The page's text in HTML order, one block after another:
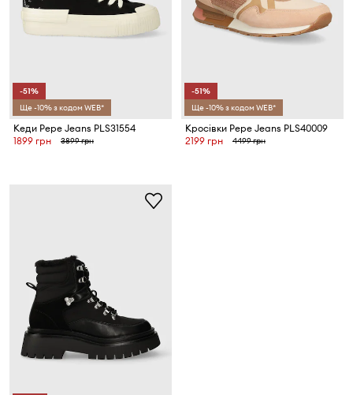
-51%
Ще -10% з кодом WEB*
Кеди Pepe Jeans PLS31554
1899 грн
3899 грн
-51%
Ще -10% з кодом WEB*
Кросівки Pepe Jeans PLS40009
2199 грн
4499 грн